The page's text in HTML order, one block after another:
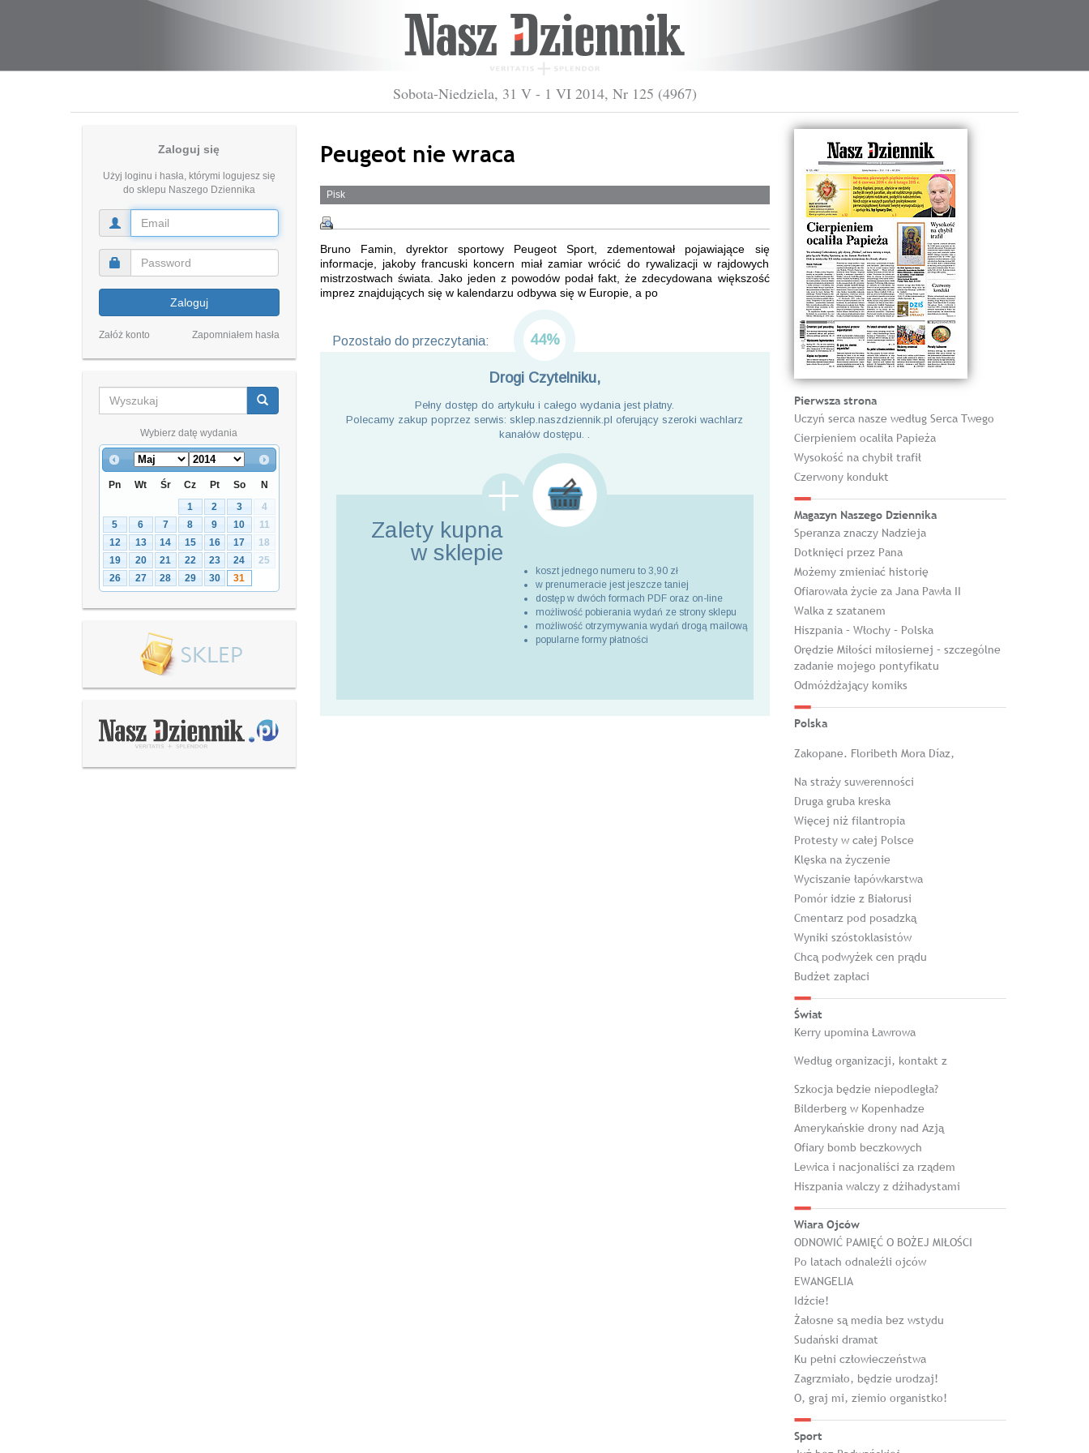
Sobota-Niedziela, 31 V - 1 VI 2014, Nr 125 (4967)
Zaloguj się
Użyj loginu i hasła, którymi logujesz się
do sklepu Naszego Dziennika
Zaloguj
Załóż konto Zapomniałem hasła
Wybierz datę wydania
Pn Wt Śr Cz Pt So
N
1
2 3
4
5
6 7 8 9 10
11
12
13 14 15 16 17
18
19
20 21 22 23 24
25
26
27 28 29 30 31
Peugeot nie wraca
Pisk
Bruno Famin, dyrektor sportowy Peugeot Sport, zdementował pojawiające się
informacje, jakoby francuski koncern miał zamiar wrócić do rywalizacji w rajdowych
mistrzostwach świata. Jako jeden z powodów podał fakt, że zdecydowana większość
imprez znajdujących się w kalendarzu odbywa się w Europie, a po
Pozostało do przeczytania: 44%
Drogi Czytelniku,
Pełny dostęp do artykułu i całego wydania jest płatny.
Polecamy zakup poprzez serwis: sklep.naszdziennik.pl oferujący szeroki wachlarz
kanałów dostępu. .
Zalety kupna
w sklepie
koszt jednego numeru to 3,90 zł
w prenumeracie jest jeszcze taniej
dostęp w dwóch formach PDF oraz on-line
możliwość pobierania wydań ze strony sklepu
możliwość otrzymywania wydań drogą mailową
popularne formy płatności
Pierwsza strona
Uczyń serca nasze według Serca Twego
Cierpieniem ocaliła Papieża
Wysokość na chybił trafił
Czerwony kondukt
Magazyn Naszego Dziennika
Speranza znaczy Nadzieja
Dotknięci przez Pana
Możemy zmieniać historię
Ofiarowała życie za Jana Pawła II
Walka z szatanem
Hiszpania – Włochy – Polska
Orędzie Miłości miłosiernej – szczególne
zadanie mojego pontyfikatu
Odmóżdżający komiks
Polska
Zakopane. Floribeth Mora Díaz,
Na straży suwerenności
Druga gruba kreska
Więcej niż filantropia
Protesty w całej Polsce
Klęska na życzenie
Wyciszanie łapówkarstwa
Pomór idzie z Białorusi
Cmentarz pod posadzką
Wyniki szóstoklasistów
Chcą podwyżek cen prądu
Budżet zapłaci
Świat
Kerry upomina Ławrowa
Według organizacji, kontakt z
Szkocja będzie niepodległa?
Bilderberg w Kopenhadze
Amerykańskie drony nad Azją
Ofiary bomb beczkowych
Lewica i nacjonaliści za rządem
Hiszpania walczy z dżihadystami
Wiara Ojców
ODNOWIĆ PAMIĘĆ O BOŻEJ MIŁOŚCI
Po latach odnaleźli ojców
EWANGELIA
Idźcie!
Żałosne są media bez wstydu
Sudański dramat
Ku pełni człowieczeństwa
Zagrzmiało, będzie urodzaj!
O, graj mi, ziemio organistko!
Sport